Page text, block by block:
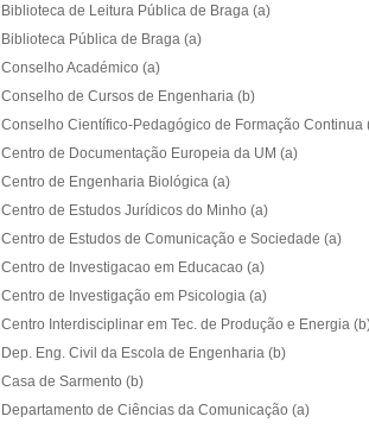
Biblioteca de Leitura Pública de Braga (a)
Biblioteca Pública de Braga (a)
Conselho Académico (a)
Conselho de Cursos de Engenharia (b)
Conselho Científico-Pedagógico de Formação Continua
Centro de Documentação Europeia da UM (a)
Centro de Engenharia Biológica (a)
Centro de Estudos Jurídicos do Minho (a)
Centro de Estudos de Comunicação e Sociedade (a)
Centro de Investigacao em Educacao (a)
Centro de Investigação em Psicologia (a)
Centro Interdisciplinar em Tec. de Produção e Energia
Dep. Eng. Civil da Escola de Engenharia (b)
Casa de Sarmento (b)
Departamento de Ciências da Comunicação (a)